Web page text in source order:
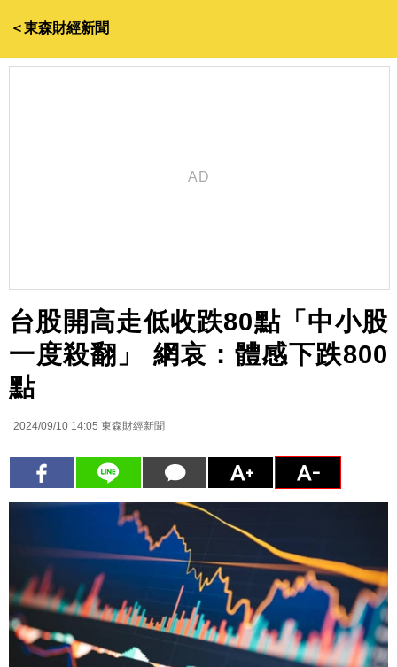
＜東森財經新聞
台股開高走低收跌80點「中小股
一度殺翻」 網哀：體感下跌800
點
2024/09/10 14:05 東森財經新聞